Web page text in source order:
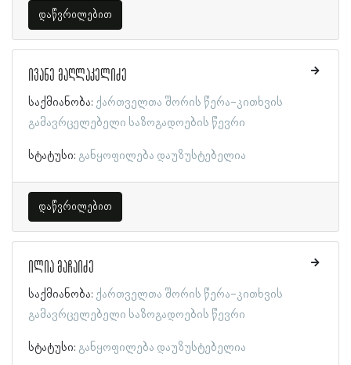
დაწვრილებით
ივანე მაღლაკელიძე
საქმიანობა: ქართველთა შორის წერა-კითხვის
გამავრცელებელი საზოგადოების წევრი
სტატუსი: განყოფილება დაუზუსტებელია
დაწვრილებით
ილია მაჩაიძე
საქმიანობა: ქართველთა შორის წერა-კითხვის
გამავრცელებელი საზოგადოების წევრი
სტატუსი: განყოფილება დაუზუსტებელია